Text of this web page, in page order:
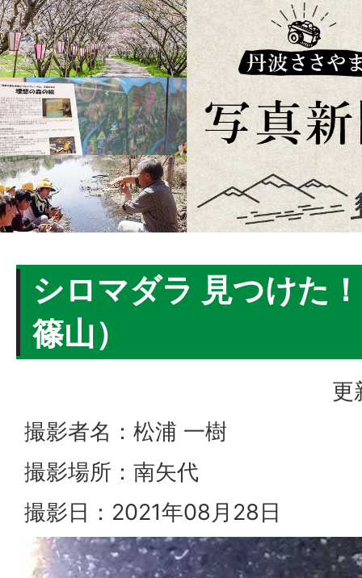
シロマダラ 見つけた
篠山）
更
撮影者名：松浦 一樹
撮影場所：南矢代
撮影日：2021年08月28日